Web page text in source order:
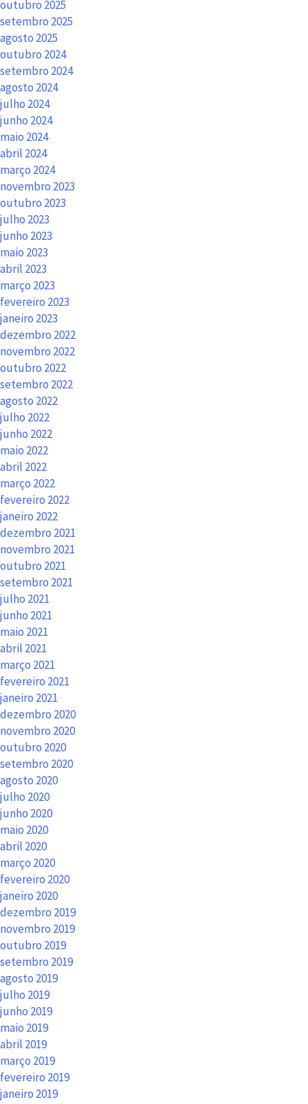
outubro 2025
setembro 2025
agosto 2025
outubro 2024
setembro 2024
agosto 2024
julho 2024
junho 2024
maio 2024
abril 2024
março 2024
novembro 2023
outubro 2023
julho 2023
junho 2023
maio 2023
abril 2023
março 2023
fevereiro 2023
janeiro 2023
dezembro 2022
novembro 2022
outubro 2022
setembro 2022
agosto 2022
julho 2022
junho 2022
maio 2022
abril 2022
março 2022
fevereiro 2022
janeiro 2022
dezembro 2021
novembro 2021
outubro 2021
setembro 2021
julho 2021
junho 2021
maio 2021
abril 2021
março 2021
fevereiro 2021
janeiro 2021
dezembro 2020
novembro 2020
outubro 2020
setembro 2020
agosto 2020
julho 2020
junho 2020
maio 2020
abril 2020
março 2020
fevereiro 2020
janeiro 2020
dezembro 2019
novembro 2019
outubro 2019
setembro 2019
agosto 2019
julho 2019
junho 2019
maio 2019
abril 2019
março 2019
fevereiro 2019
janeiro 2019